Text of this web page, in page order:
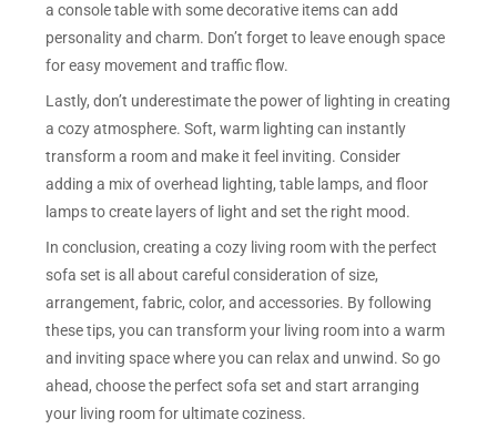
a console table with some decorative items can add
personality and charm. Don’t forget to leave enough space
for easy movement and traffic flow.
Lastly, don’t underestimate the power of lighting in creating
a cozy atmosphere. Soft, warm lighting can instantly
transform a room and make it feel inviting. Consider
adding a mix of overhead lighting, table lamps, and floor
lamps to create layers of light and set the right mood.
In conclusion, creating a cozy living room with the perfect
sofa set is all about careful consideration of size,
arrangement, fabric, color, and accessories. By following
these tips, you can transform your living room into a warm
and inviting space where you can relax and unwind. So go
ahead, choose the perfect sofa set and start arranging
your living room for ultimate coziness.